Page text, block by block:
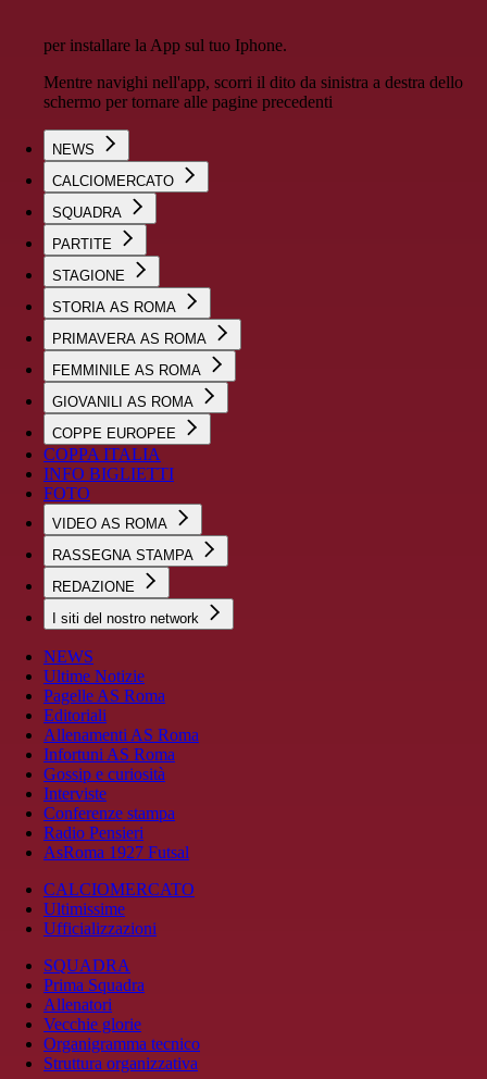
per installare la App sul tuo Iphone.
Mentre navighi nell'app, scorri il dito da sinistra a destra dello
schermo per tornare alle pagine precedenti
NEWS
CALCIOMERCATO
SQUADRA
PARTITE
STAGIONE
STORIA AS ROMA
PRIMAVERA AS ROMA
FEMMINILE AS ROMA
GIOVANILI AS ROMA
COPPE EUROPEE
COPPA ITALIA
INFO BIGLIETTI
FOTO
VIDEO AS ROMA
RASSEGNA STAMPA
REDAZIONE
I siti del nostro network
NEWS
Ultime Notizie
Pagelle AS Roma
Editoriali
Allenamenti AS Roma
Infortuni AS Roma
Gossip e curiosità
Interviste
Conferenze stampa
Radio Pensieri
AsRoma 1927 Futsal
CALCIOMERCATO
Ultimissime
Ufficializzazioni
SQUADRA
Prima Squadra
Allenatori
Vecchie glorie
Organigramma tecnico
Struttura organizzativa